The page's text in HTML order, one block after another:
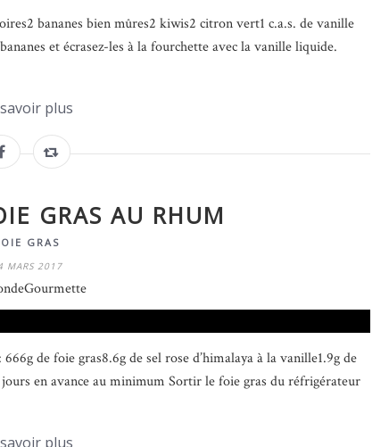
bananes bien mûres2 kiwis2 citron vert1 c.a.s. de vanille
et écrasez-les à la fourchette avec la vanille liquide.
plus
GRAS AU RHUM
GRAS
MARS 2017
de foie gras8.6g de sel rose d’himalaya à la vanille1.9g de
en avance au minimum Sortir le foie gras du réfrigérateur
plus